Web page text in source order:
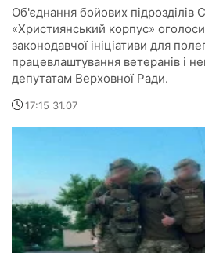
Об'єднання бойових підрозділів
«Християнський корпус»
законодавчої ініціативи для
працевлаштування ветеранів і
депутатам Верховної Ради.
17:15 31.07